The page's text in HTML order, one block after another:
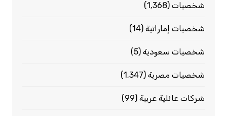
شخصيات(1٬368)
شخصيات إماراتية(14)
شخصيات سعودية(5)
شخصيات مصرية(1٬347)
شركات عائلية عربية(99)